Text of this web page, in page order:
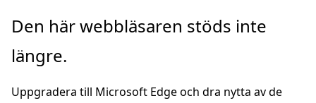
Hoppa
huvudinnehåll
Den här webbläsaren stöds inte
längre.
Uppgradera till Microsoft Edge och dra nytta av de